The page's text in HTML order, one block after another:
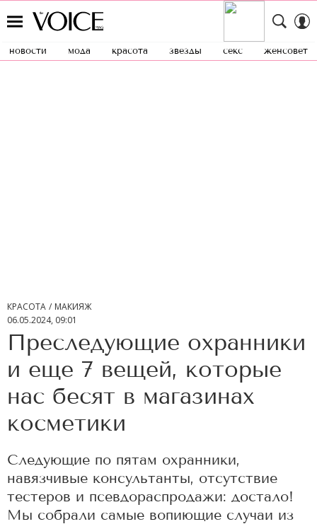
новости мода красота звезды секс женсовет
КРАСОТА
МАКИЯЖ
06.05.2024, 09:01
Преследующие охранники
и еще 7 вещей, которые
нас бесят в магазинах
косметики
Следующие по пятам охранники,
навязчивые консультанты, отсутствие
тестеров и псевдораспродажи: достало!
Мы собрали самые вопиющие случаи из